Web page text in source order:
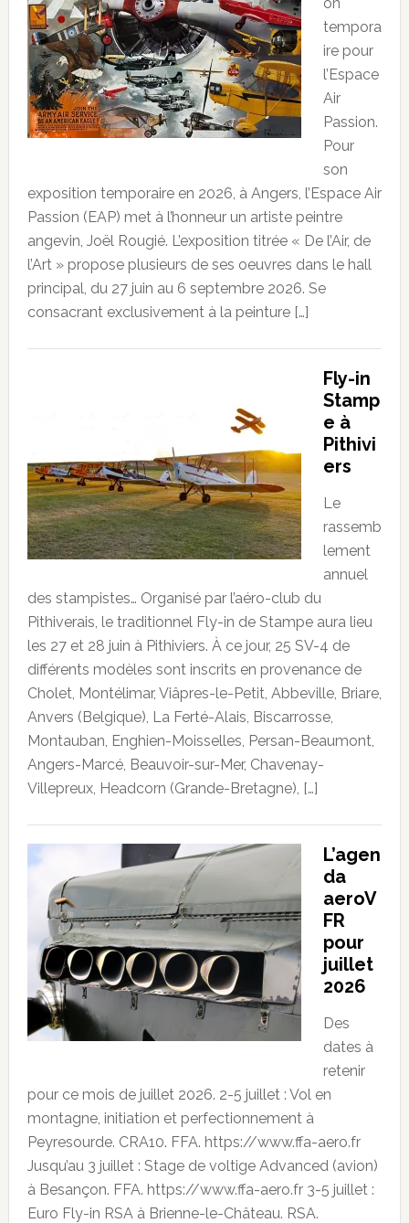
tempora
ire pour
l’Espace
Air
Passion.
Pour
son
exposition temporaire en 2026, à Angers, l’Espace Air
Passion (EAP) met à l’honneur un artiste peintre
angevin, Joël Rougié. L’exposition titrée « De l’Air, de
l’Art » propose plusieurs de ses oeuvres dans le hall
principal, du 27 juin au 6 septembre 2026. Se
consacrant exclusivement à la peinture […]
Fly-in
Stamp
e à
Pithivi
ers
Le
rassemb
lement
annuel
des stampistes… Organisé par l’aéro-club du
Pithiverais, le traditionnel Fly-in de Stampe aura lieu
les 27 et 28 juin à Pithiviers. À ce jour, 25 SV-4 de
différents modèles sont inscrits en provenance de
Cholet, Montélimar, Viâpres-le-Petit, Abbeville, Briare,
Anvers (Belgique), La Ferté-Alais, Biscarrosse,
Montauban, Enghien-Moisselles, Persan-Beaumont,
Angers-Marcé, Beauvoir-sur-Mer, Chavenay-
Villepreux, Headcorn (Grande-Bretagne), […]
L’agen
da
aeroV
FR
pour
juillet
2026
Des
dates à
retenir
pour ce mois de juillet 2026. 2-5 juillet : Vol en
montagne, initiation et perfectionnement à
Peyresourde. CRA10. FFA. https://www.ffa-aero.fr
Jusqu’au 3 juillet : Stage de voltige Advanced (avion)
à Besançon. FFA. https://www.ffa-aero.fr 3-5 juillet :
Euro Fly-in RSA à Brienne-le-Château. RSA.